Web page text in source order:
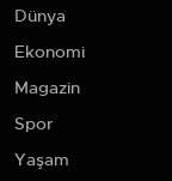
Dünya
Ekonomi
Magazin
Spor
Yaşam